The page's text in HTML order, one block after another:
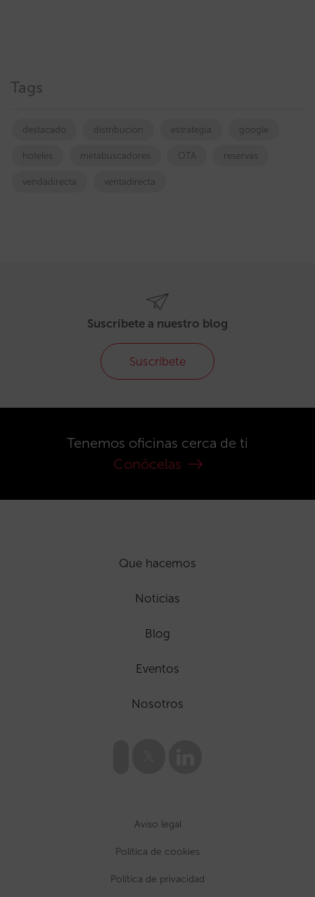
Tags
destacado distribucion estrategia google
hoteles metabuscadores OTA reservas
vendadirecta ventadirecta
Suscríbete a nuestro blog
Suscríbete
Tenemos oficinas cerca de ti
Conócelas
Que hacemos
Noticias
Blog
Eventos
Nosotros
Aviso legal
Política de cookies
Política de privacidad